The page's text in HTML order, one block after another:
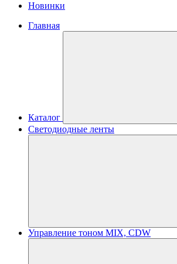
Новинки
Главная
Каталог
Светодиодные ленты
Управление тоном MIX, CDW